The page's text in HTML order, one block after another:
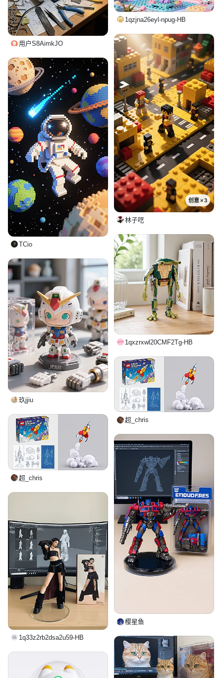
用户S8AimkJO
1qzjna26eyl-npug-HB
创意 × 3
林子呓
TCio
1qxzrxwl20CMF2Tg-HB
玖jjiu
超_chris
超_chris
樱星鱼
1q33z2rb2dsa2u59-HB